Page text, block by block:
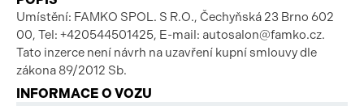
Umístění: FAMKO SPOL. S R.O., Čechyňská 23 Brno 602
00, Tel: +420544501425, E-mail: autosalon@famko.cz.
Tato inzerce není návrh na uzavření kupní smlouvy dle
zákona 89/2012 Sb.
INFORMACE O VOZU